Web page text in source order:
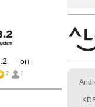
— он
2 2